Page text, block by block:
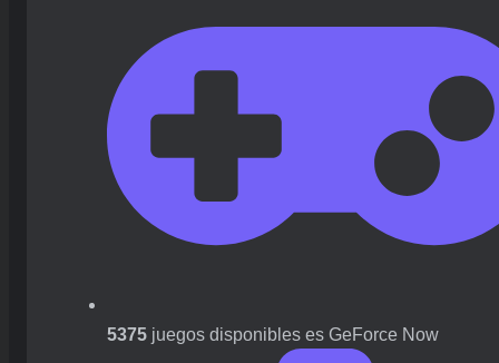
5375 juegos disponibles es GeForce Now